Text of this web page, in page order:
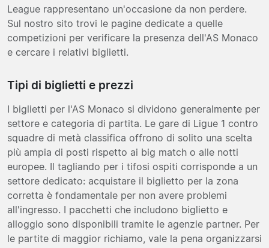
League rappresentano un'occasione da non perdere.
Sul nostro sito trovi le pagine dedicate a quelle
competizioni per verificare la presenza dell'AS Monaco
e cercare i relativi biglietti.
Tipi di biglietti e prezzi
I biglietti per l'AS Monaco si dividono generalmente per
settore e categoria di partita. Le gare di Ligue 1 contro
squadre di metà classifica offrono di solito una scelta
più ampia di posti rispetto ai big match o alle notti
europee. Il tagliando per i tifosi ospiti corrisponde a un
settore dedicato: acquistare il biglietto per la zona
corretta è fondamentale per non avere problemi
all'ingresso. I pacchetti che includono biglietto e
alloggio sono disponibili tramite le agenzie partner. Per
le partite di maggior richiamo, vale la pena organizzarsi